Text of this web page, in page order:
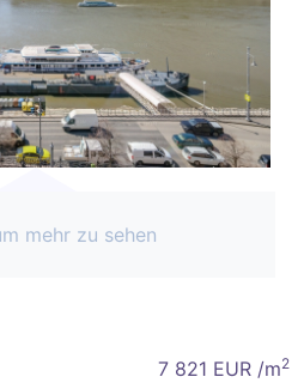
mehr zu sehen
7 821 EUR /m2